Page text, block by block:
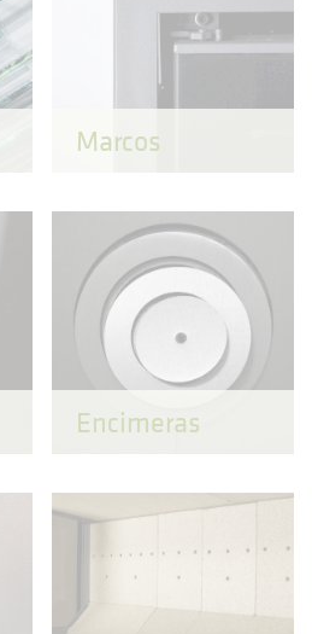
Marcos
Encimeras